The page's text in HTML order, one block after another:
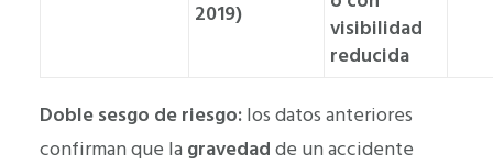
2019)
visibilidad
reducida
Doble sesgo de riesgo: los datos anteriores
confirman que la gravedad de un accidente